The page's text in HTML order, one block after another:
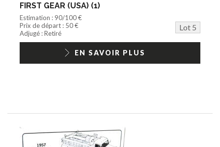
FIRST GEAR (USA) (1)
Estimation : 90/100 €
Prix de départ : 50 €
Lot 5
Adjugé : Retiré
EN SAVOIR PLUS